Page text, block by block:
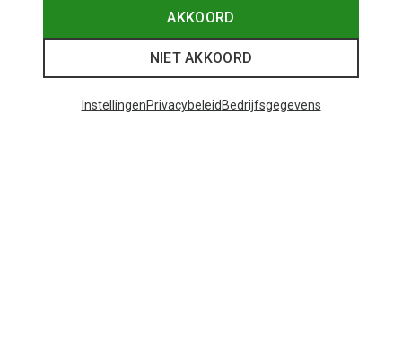
AKKOORD
NIET AKKOORD
InstellingenPrivacybeleid Bedrijfsgegevens